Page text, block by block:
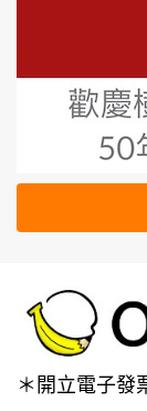
＊開立電子發